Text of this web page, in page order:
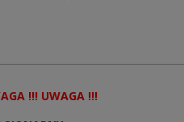
!!! UWAGA !!!